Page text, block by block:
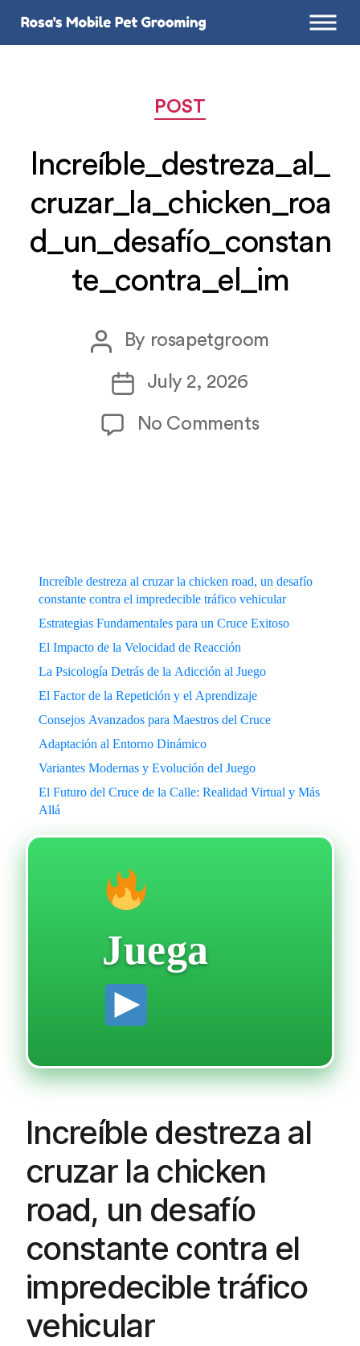
Categories
POST
Increíble_destreza_al_
cruzar_la_chicken_roa
d_un_desafío_constan
te_contra_el_im
Post
author
By rosapetgroom
Post
date
July 2, 2026
No Commentson
Increíble destreza al cruzar la chicken road, un desafío
constante contra el impredecible tráfico vehicular
Estrategias Fundamentales para un Cruce Exitoso
El Impacto de la Velocidad de Reacción
La Psicología Detrás de la Adicción al Juego
El Factor de la Repetición y el Aprendizaje
Consejos Avanzados para Maestros del Cruce
Adaptación al Entorno Dinámico
Variantes Modernas y Evolución del Juego
El Futuro del Cruce de la Calle: Realidad Virtual y Más
Allá
Juega
Increíble destreza al
cruzar la chicken
road, un desafío
constante contra el
impredecible tráfico
vehicular